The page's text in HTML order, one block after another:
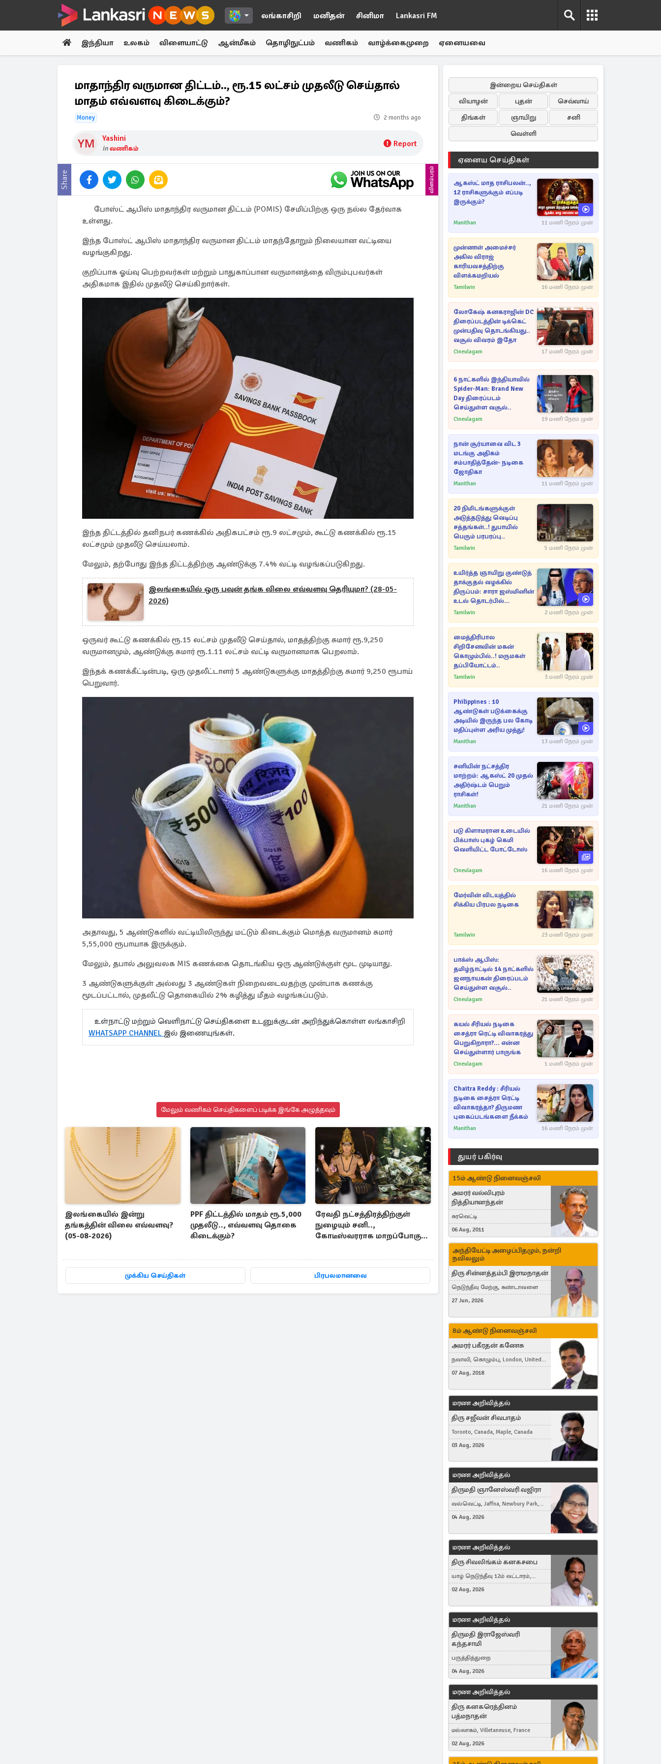
லங்காசிறி மனிதன் சினிமா Lankasri FM
இந்தியா உலகம் விளையாட்டு ஆன்மீகம் தொழிநுட்பம் வணிகம் வாழ்க்கைமுறை ஏனையவை
மாதாந்திர வருமான திட்டம்.., ரூ.15 லட்சம் முதலீடு செய்தால்
மாதம் எவ்வளவு கிடைக்கும்?
Money 2 months ago
Yashini
inவணிகம் Report
Share விளம்பரம்
போஸ்ட் ஆபிஸ் மாதாந்திர வருமான திட்டம் (POMIS) சேமிப்பிற்கு ஒரு நல்ல தேர்வாக
உள்ளது.
இந்த போஸ்ட் ஆபிஸ் மாதாந்திர வருமான திட்டம் மாதந்தோறும் நிலையான வட்டியை
வழங்குகிறது.
குறிப்பாக ஓய்வு பெற்றவர்கள் மற்றும் பாதுகாப்பான வருமானத்தை விரும்புபவர்கள்
அதிகமாக இதில் முதலீடு செய்கிறார்கள்.
இந்த திட்டத்தில் தனிநபர் கணக்கில் அதிகபட்சம் ரூ.9 லட்சமும், கூட்டு கணக்கில் ரூ.15
லட்சமும் முதலீடு செய்யலாம்.
மேலும், தற்போது இந்த திட்டத்திற்கு ஆண்டுக்கு 7.4% வட்டி வழங்கப்படுகிறது.
இலங்கையில் ஒரு பவுன் தங்க விலை எவ்வளவு தெரியுமா? (28-05-
2026)
ஒருவர் கூட்டு கணக்கில் ரூ.15 லட்சம் முதலீடு செய்தால், மாதத்திற்கு சுமார் ரூ.9,250
வருமானமும், ஆண்டுக்கு சுமார் ரூ.1.11 லட்சம் வட்டி வருமானமாக பெறலாம்.
இந்தக் கணக்கீட்டின்படி, ஒரு முதலீட்டாளர் 5 ஆண்டுகளுக்கு மாதத்திற்கு சுமார் 9,250 ரூபாய்
பெறுவார்.
அதாவது, 5 ஆண்டுகளில் வட்டியிலிருந்து மட்டும் கிடைக்கும் மொத்த வருமானம் சுமார்
5,55,000 ரூபாயாக இருக்கும்.
மேலும், தபால் அலுவலக MIS கணக்கை தொடங்கிய ஒரு ஆண்டுக்குள் மூட முடியாது.
3 ஆண்டுகளுக்குள் அல்லது 3 ஆண்டுகள் நிறைவடைவதற்கு முன்பாக கணக்கு
மூடப்பட்டால், முதலீட்டு தொகையில் 2% கழித்து மீதம் வழங்கப்படும்.
உள்நாட்டு மற்றும் வெளிநாட்டு செய்திகளை உடனுக்குடன் அறிந்துக்கொள்ள லங்காசிறி
WHATSAPP CHANNEL இல் இணையுங்கள்.
மேலும் வணிகம் செய்திகளைப் படிக்க இங்கே அழுத்தவும்
இலங்கையில் இன்று
தங்கத்தின் விலை எவ்வளவு?
(05-08-2026)
PPF திட்டத்தில் மாதம் ரூ.5,000
முதலீடு.., எவ்வளவு தொகை
கிடைக்கும்?
ரேவதி நட்சத்திரத்திற்குள்
நுழையும் சனி..,
கோடீஸ்வரராக மாறப்போகும்
முக்கிய செய்திகள் பிரபலமானவை
இன்றைய செய்திகள்
வியாழன்
புதன்
செவ்வாய்
திங்கள்
ஞாயிறு
சனி
வெள்ளி
ஏனைய செய்திகள்
ஆகஸ்ட் மாத ராசிபலன்..,
12 ராசிகளுக்கும் எப்படி
இருக்கும்?
Manithan 11 மணி நேரம் முன்
முன்னாள் அமைச்சர்
அகில விராஜ்
காரியவசத்திற்கு
விளக்கமறியல்
Tamilwin 16 மணி நேரம் முன்
லோகேஷ் கனகராஜின் DC
திரைப்படத்தின் டிக்கெட்
முன்பதிவு தொடங்கியது..
வசூல் விவரம் இதோ
Cineulagam 17 மணி நேரம் முன்
6 நாட்களில் இந்தியாவில்
Spider-Man: Brand New
Day திரைப்படம்
செய்துள்ள வசூல்..
Cineulagam 19 மணி நேரம் முன்
நான் சூர்யாவை விட 3
மடங்கு அதிகம்
சம்பாதித்தேன்- நடிகை
ஜோதிகா
Manithan 11 மணி நேரம் முன்
20 நிமிடங்களுக்குள்
அடுத்தடுத்து வெடிப்பு
சத்தங்கள்..! துபாயில்
பெரும் பரபரப்பு..
Tamilwin 5 மணி நேரம் முன்
உயிர்த்த ஞாயிறு குண்டுத்
தாக்குதல் வழக்கில்
திருப்பம்: சாரா ஜஸ்மினின்
உடல் தொடர்பில்
நீதிமன்றத்தில் வெளியான
Tamilwin 2 மணி நேரம் முன்
மைத்திரிபால
சிறிசேனவின் மகன்
கொழும்பில்..! மருமகள்
தப்பியோட்டம்..
Tamilwin 3 மணி நேரம் முன்
Philippines : 10
ஆண்டுகள் படுக்கைக்கு
அடியில் இருந்த பல கோடி
மதிப்புள்ள அரிய முத்து!
Manithan 13 மணி நேரம் முன்
சனியின் நட்சத்திர
மாற்றம்: ஆகஸ்ட் 20 முதல்
அதிர்ஷ்டம் பெறும்
ராசிகள்!
Manithan 21 மணி நேரம் முன்
படு கிளாமரான உடையில்
பிக்பாஸ் புகழ் கெமி
வெளியிட்ட போட்டோஸ்
Cineulagam 16 மணி நேரம் முன்
மேர்வின் விடயத்தில்
சிக்கிய பிரபல நடிகை
Tamilwin 23 மணி நேரம் முன்
பாக்ஸ் ஆபிஸ்:
தமிழ்நாட்டில் 14 நாட்களில்
ஜனநாயகன் திரைப்படம்
செய்துள்ள வசூல்..
Cineulagam 21 மணி நேரம் முன்
கயல் சீரியல் நடிகை
சைத்ரா ரெட்டி விவாகரத்து
பெறுகிறாரா?... என்ன
செய்துள்ளார் பாருங்க
Cineulagam 1 மணி நேரம் முன்
Chaitra Reddy : சீரியல்
நடிகை சைத்ரா ரெட்டி
விவாகரத்தா? திருமண
புகைப்படங்களை நீக்கம்
Manithan 16 மணி நேரம் முன்
துயர் பகிர்வு
15ம் ஆண்டு நினைவஞ்சலி
அமரர் வல்லிபுரம்
நித்தியானந்தன்
கரவெட்டி
06 Aug, 2011
அந்தியேட்டி அழைப்பிதழும், நன்றி
நவிலலும்
திரு சின்னத்தம்பி இராமநாதன்
நெடுந்தீவு மேற்கு, கண்டாவளை
27 Jun, 2026
8ம் ஆண்டு நினைவஞ்சலி
அமரர் பகீரதன் கணேசு
நவாலி, கொழும்பு, London, United
Kingdom
07 Aug, 2018
மரண அறிவித்தல்
திரு சஜீவன் சிவபாதம்
Toronto, Canada, Maple, Canada
03 Aug, 2026
மரண அறிவித்தல்
திருமதி ஞானேஸ்வரி வஜிரா
வல்வெட்டி, Jaffna, Newbury Park,
United Kingdom
04 Aug, 2026
மரண அறிவித்தல்
திரு சிவலிங்கம் கனகசபை
யாழ் நெடுந்தீவு 12ம் வட்டாரம்,
Jaffna, நயினாதீவு, London, United
02 Aug, 2026
மரண அறிவித்தல்
திருமதி இராஜேஸ்வரி
கந்தசாமி
பருத்தித்துறை
04 Aug, 2026
மரண அறிவித்தல்
திரு கனகரெத்தினம்
பத்மநாதன்
மல்லாகம், Villetaneuse, France
02 Aug, 2026